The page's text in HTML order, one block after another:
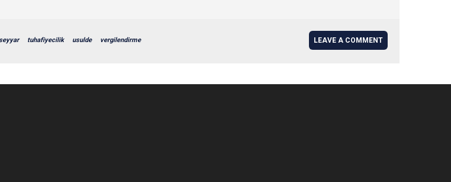
tuhafiyecilik usulde vergilendirme LEAVE A COMMENT